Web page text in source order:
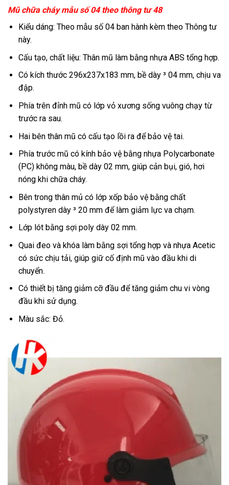
Mũ chữa cháy mẫu số 04 theo thông tư 48
Kiểu dáng: Theo mẫu số 04 ban hành kèm theo Thông tư
này.
Cấu tạo, chất liệu: Thân mũ làm bằng nhựa ABS tổng hợp.
Có kích thước 296x237x183 mm, bề dày ³ 04 mm, chịu va
đập.
Phía trên đỉnh mũ có lớp vỏ xương sống vuông chạy từ
trước ra sau.
Hai bên thân mũ có cấu tạo lồi ra để bảo vệ tai.
Phía trước mũ có kính bảo vệ bằng nhựa Polycarbonate
(PC) không màu, bề dày 02 mm, giúp cản bụi, gió, hơi
nóng khi chữa cháy.
Bên trong thân mủ có lớp xốp bảo vệ bằng chất
polystyren dày ³ 20 mm để làm giảm lực va chạm.
Lớp lót bằng sợi poly dày 02 mm.
Quai đeo và khóa làm bằng sợi tổng hợp và nhựa Acetic
có sức chịu tải, giúp giữ cố định mũ vào đầu khi di
chuyển.
Có thiết bị tăng giảm cỡ đầu để tăng giảm chu vi vòng
đầu khi sử dụng.
Màu sắc: Đỏ.